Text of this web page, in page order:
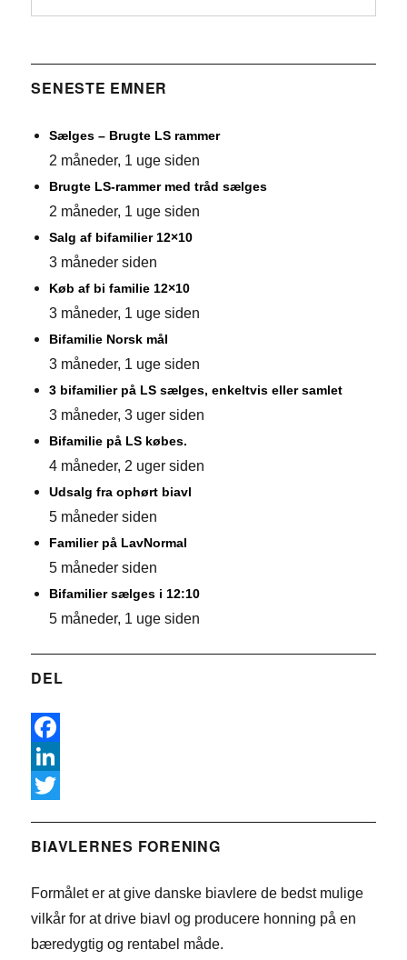
SENESTE EMNER
Sælges – Brugte LS rammer
2 måneder, 1 uge siden
Brugte LS-rammer med tråd sælges
2 måneder, 1 uge siden
Salg af bifamilier 12×10
3 måneder siden
Køb af bi familie 12×10
3 måneder, 1 uge siden
Bifamilie Norsk mål
3 måneder, 1 uge siden
3 bifamilier på LS sælges, enkeltvis eller samlet
3 måneder, 3 uger siden
Bifamilie på LS købes.
4 måneder, 2 uger siden
Udsalg fra ophørt biavl
5 måneder siden
Familier på LavNormal
5 måneder siden
Bifamilier sælges i 12:10
5 måneder, 1 uge siden
DEL
F
a
e
o
L
n
e
w
t
BIAVLERNES FORENING
Formålet er at give danske biavlere de bedst mulige
vilkår for at drive biavl og producere honning på en
bæredygtig og rentabel måde.